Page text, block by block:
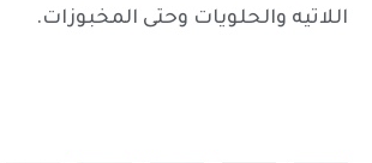
اللاتيه والحلويات وحتى المخبوزات.